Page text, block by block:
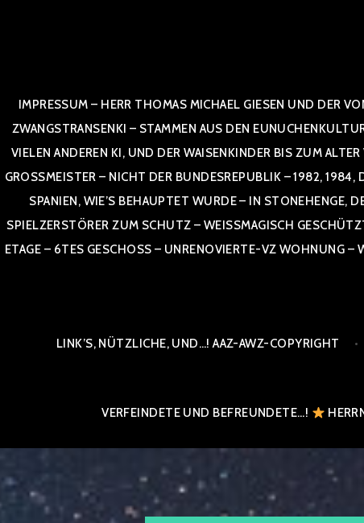
IMPRESSUM – HERR THOMAS MICHAEL GIESEN UND DER
ZWANGSTRANSENKI – STAMMEN AUS DEN
VIELEN ANDEREN KI, UND DER WAISENKINDER BIS ZUM
OSSMEISTER – NICHT DER BUNDESREPUBLIK – 1982, 1984,
NIEN, WIE’S BEHAUPTET WURDE – IN STONEHENGE,
SPIELZERSTÖRER ZUM SCHUTZ – WEISSMAGISCH
TAGE – 6TES GESCHOSS – UNRENOVIERTE-VZ WOHNUNG –
LINK’S, NÜTZLICHE, UND…! AAZ-AWZ-COPYRIGHT
VERFEINDETE UND BEFREUNDETE…!